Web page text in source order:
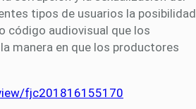
tipos de usuarios la posibilidad
código audiovisual que los
manera en que los productores
fjc201816155170